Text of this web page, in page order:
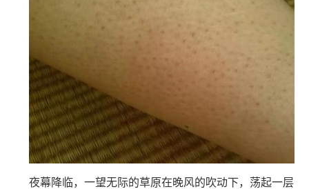
夜幕降临，一望无际的草原在晚风的吹动下，荡起一层